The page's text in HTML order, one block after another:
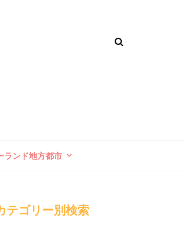
ランド地方都市
テゴリー別検索